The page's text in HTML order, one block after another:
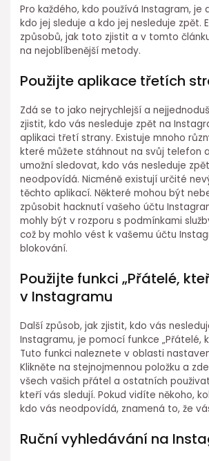
Pro každého, kdo používá Instagram, je
kdo jej sleduje a kdo jej nesleduje zpět.
způsobů, jak toto zjistit a v tomto
na nejoblíbenější metody.
Použijte aplikace třetích
Zdá se to jako nejrychlejší a
zjistit, kdo vás nesleduje zpět na
aplikaci třetí strany. Existuje mnoho
které můžete stáhnout na svůj telefon
umožní sledovat, kdo vás nesleduje
neodpovídá. Nicméně existují určité
těchto aplikací. Některé mohou být
způsobit hacknutí vašeho účtu
mohly být v rozporu s podmínkami
což by mohlo vést k vašemu účtu
blokování.
Použijte funkci „Přátelé,
v Instagramu
Další způsob, jak zjistit, kdo vás
Instagramu, je pomocí funkce „Přátelé,
Tuto funkci naleznete v oblasti
Klikněte na stejnojmennou položku a
všech vašich přátel a ostatních
kteří vás sledují. Pokud vidíte někoho,
kdo vás neodpovídá, znamená to, že
Ruční vyhledávání na